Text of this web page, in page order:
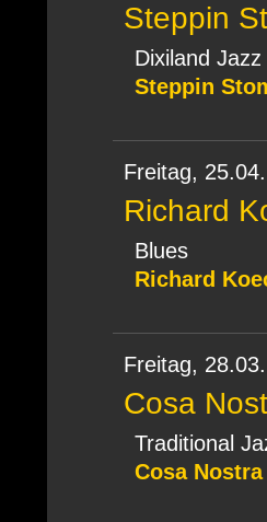
Steppin
Dixiland Jazz
Steppin
Freitag,
Richard
Blues
Richard
Freitag,
Cosa
Traditional
Cosa